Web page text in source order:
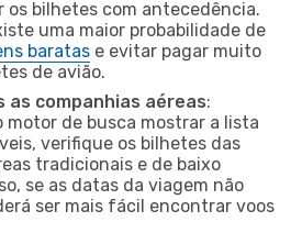
os bilhetes com antecedência.
uma maior probabilidade de
baratas e evitar pagar muito
de avião.
as companhias aéreas:
motor de busca mostrar a lista
verifique os bilhetes das
tradicionais e de baixo
se as datas da viagem não
ser mais fácil encontrar voos